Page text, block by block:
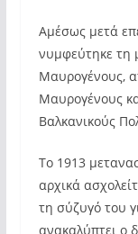
Αμέσως μετά
νυμφεύτηκε τη
Μαυρογένους,
Μαυρογένους
Βαλκανικούς
Το 1913
αρχικά
τη σύζυγό του
ανακαλύπτει ο